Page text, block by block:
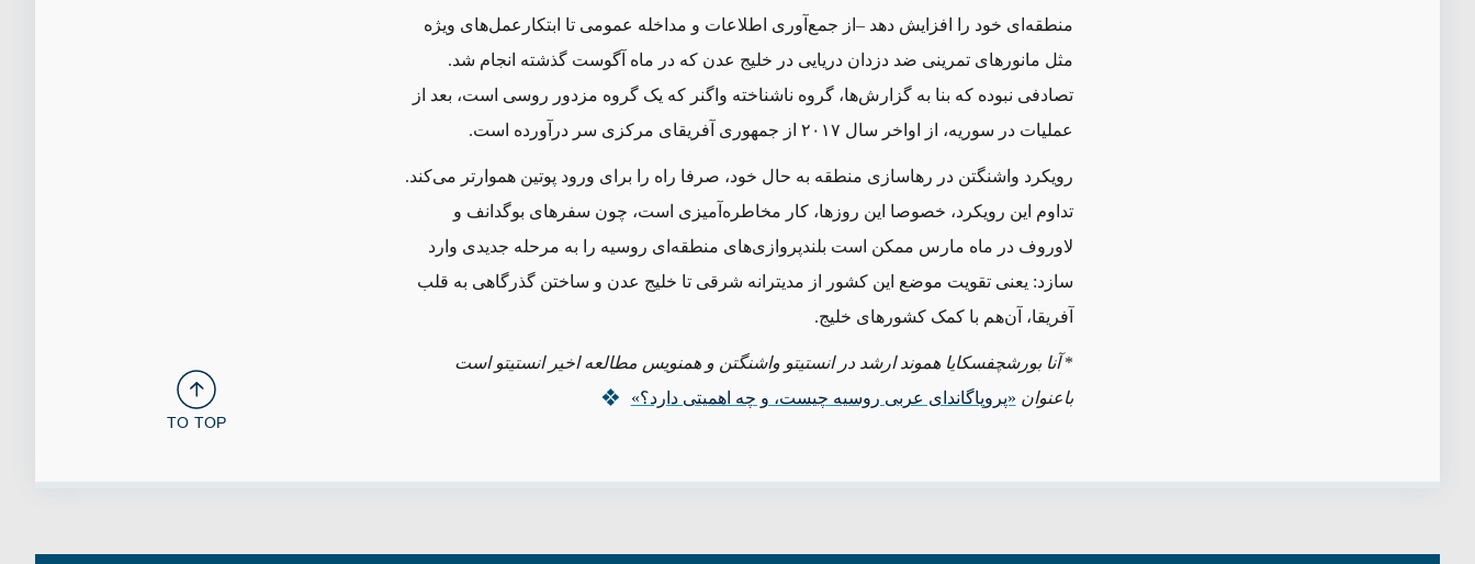
منطقه‌ای خود را افزایش دهد –از جمع‌آوری اطلاعات و مداخله عمومی تا ابتکارعمل‌های ویژه
مثل مانورهای تمرینی ضد دزدان دریایی در خلیج عدن که در ماه آگوست گذشته انجام شد.
تصادفی نبوده که بنا به گزارش‌ها، گروه ناشناخته واگنر که یک گروه مزدور روسی است، بعد از
عملیات در سوریه، از اواخر سال ۲۰۱۷ از جمهوری آفریقای مرکزی سر درآورده است.
رویکرد واشنگتن در رهاسازی منطقه به حال خود، صرفا راه را برای ورود پوتین هموارتر می‌کند.
تداوم این رویکرد، خصوصا این روزها، کار مخاطره‌آمیزی است، چون سفرهای بوگدانف و
لاوروف در ماه مارس ممکن است بلندپروازی‌های منطقه‌ای روسیه را به مرحله جدیدی وارد
سازد: یعنی تقویت موضع این کشور از مدیترانه شرقی تا خلیج عدن و ساختن گذرگاهی به قلب
آفریقا، آن‌هم با کمک کشورهای خلیج.
*آنا بورشچفسکایا هموند ارشد در انستیتو واشنگتن و همنویس مطالعه اخیر انستیتو است
باعنوان «پروپاگاندای عربی روسیه چیست، و چه اهمیتی دارد؟»
TO TOP